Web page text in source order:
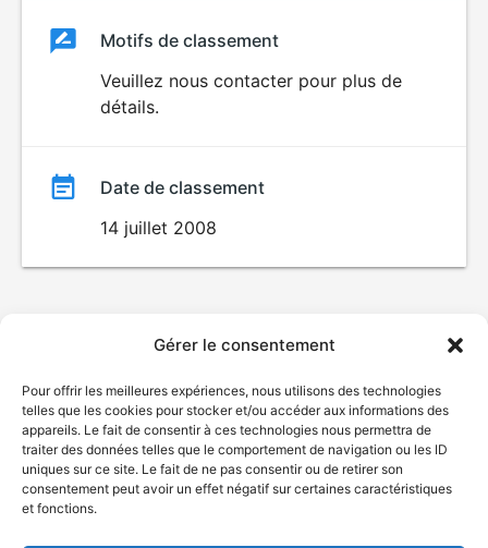
Gérer le consentement
Pour offrir les meilleures expériences, nous utilisons des technologies
telles que les cookies pour stocker et/ou accéder aux informations des
appareils. Le fait de consentir à ces technologies nous permettra de
traiter des données telles que le comportement de navigation ou les ID
uniques sur ce site. Le fait de ne pas consentir ou de retirer son
consentement peut avoir un effet négatif sur certaines caractéristiques
et fonctions.
ClassementClassement
POUR
Motifs de classement
Veuillez nous contacter pour plus de
détails.
Date de classement
14 juillet 2008